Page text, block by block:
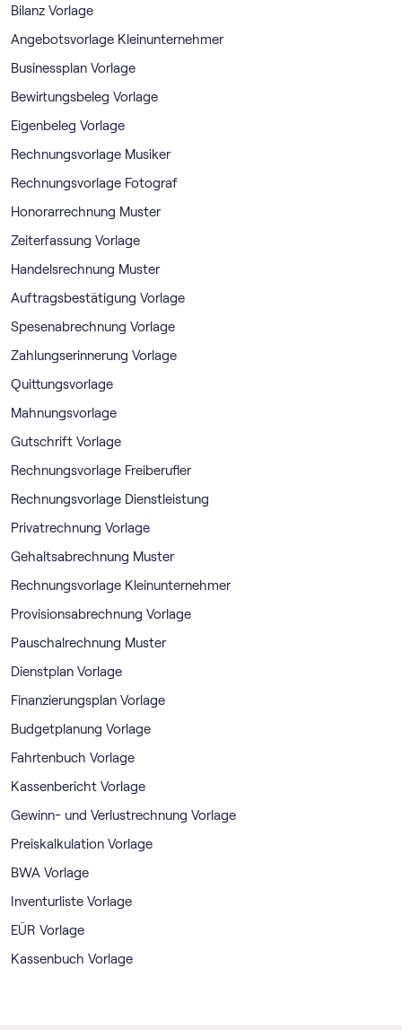
Bilanz Vorlage
Angebotsvorlage Kleinunternehmer
Businessplan Vorlage
Bewirtungsbeleg Vorlage
Eigenbeleg Vorlage
Rechnungsvorlage Musiker
Rechnungsvorlage Fotograf
Honorarrechnung Muster
Zeiterfassung Vorlage
Handelsrechnung Muster
Auftragsbestätigung Vorlage
Spesenabrechnung Vorlage
Zahlungserinnerung Vorlage
Quittungsvorlage
Mahnungsvorlage
Gutschrift Vorlage
Rechnungsvorlage Freiberufler
Rechnungsvorlage Dienstleistung
Privatrechnung Vorlage
Gehaltsabrechnung Muster
Rechnungsvorlage Kleinunternehmer
Provisionsabrechnung Vorlage
Pauschalrechnung Muster
Dienstplan Vorlage
Finanzierungsplan Vorlage
Budgetplanung Vorlage
Fahrtenbuch Vorlage
Kassenbericht Vorlage
Gewinn- und Verlustrechnung Vorlage
Preiskalkulation Vorlage
BWA Vorlage
Inventurliste Vorlage
EÜR Vorlage
Kassenbuch Vorlage